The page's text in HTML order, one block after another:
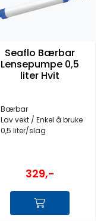
Seaflo Bærbar
Lensepumpe 0,5
liter Hvit
Bærbar
Lav vekt / Enkel å bruke
0,5 liter/slag
329,-